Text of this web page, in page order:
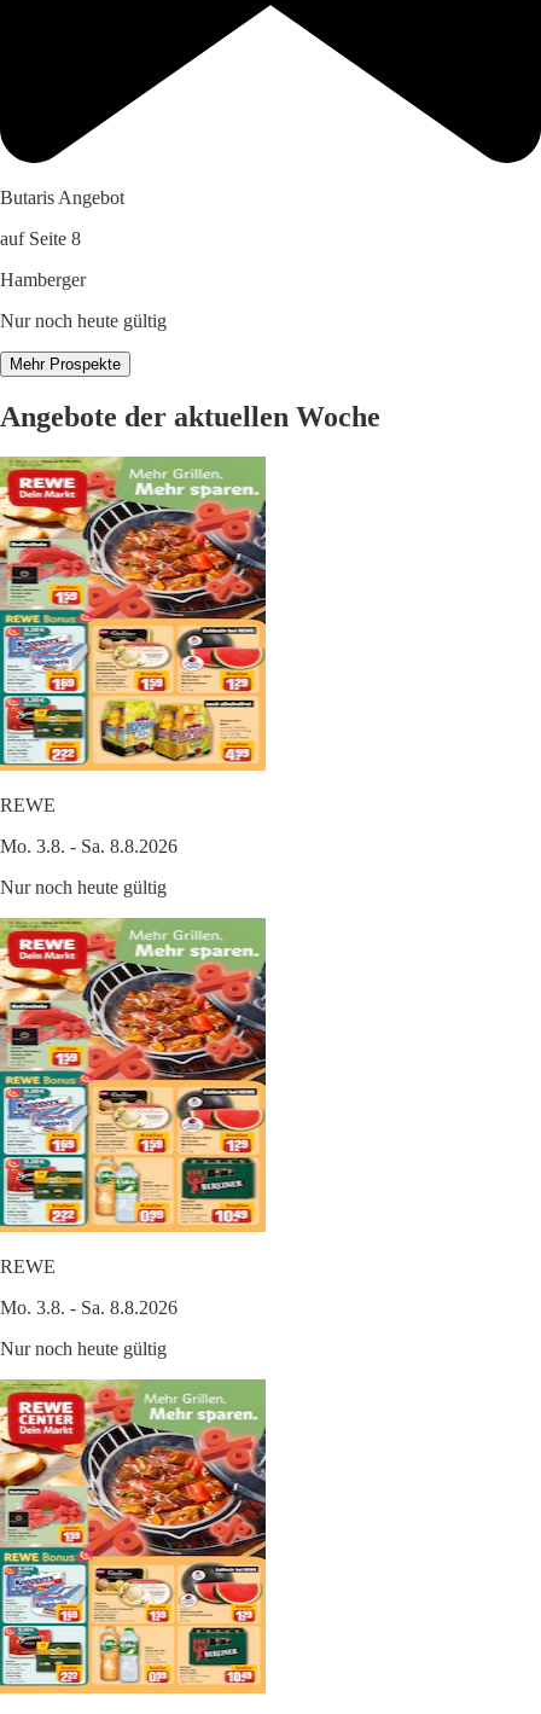
Butaris Angebot
auf Seite 8
Hamberger
Nur noch heute gültig
Mehr Prospekte
Angebote der aktuellen Woche
REWE
Mo. 3.8. - Sa. 8.8.2026
Nur noch heute gültig
REWE
Mo. 3.8. - Sa. 8.8.2026
Nur noch heute gültig